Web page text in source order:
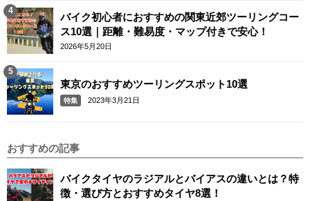
バイク初心者におすすめの関東近郊ツーリングコー
ス10選｜距離・難易度・マップ付きで安心！
2026年5月20日
東京のおすすめツーリングスポット10選
特集 2023年3月21日
おすすめの記事
バイクタイヤのラジアルとバイアスの違いとは？特
徴・選び方とおすすめタイヤ8選！